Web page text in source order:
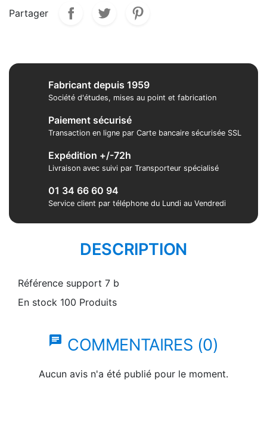
Partager
Fabricant depuis 1959
Société d'études, mises au point et fabrication
Paiement sécurisé
Transaction en ligne par Carte bancaire sécurisée SSL
Expédition +/-72h
Livraison avec suivi par Transporteur spécialisé
01 34 66 60 94
Service client par téléphone du Lundi au Vendredi
DESCRIPTION
Référence support 7 b
En stock 100 Produits
chat COMMENTAIRES (0)
Aucun avis n'a été publié pour le moment.